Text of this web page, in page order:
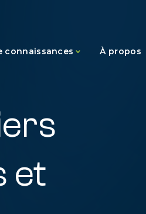
connaissances À propos
et